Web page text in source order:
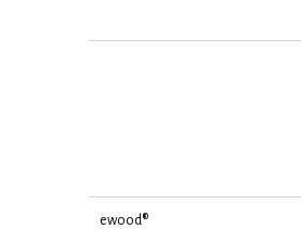
ewood®